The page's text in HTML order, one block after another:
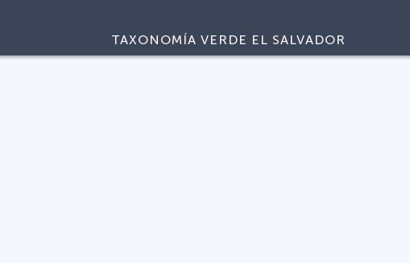
TAXONOMÍA VERDE EL SALVADOR